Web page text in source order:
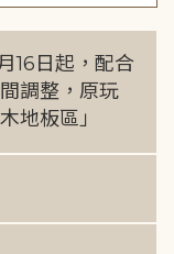
16日起，配合
調整，原玩
地板區」